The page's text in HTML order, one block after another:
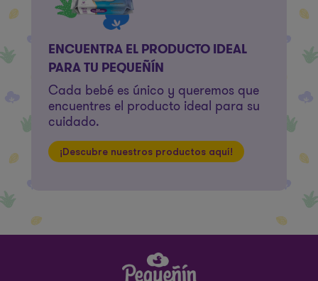
ENCUENTRA EL PRODUCTO IDEAL
PARA TU PEQUEÑÍN
Cada bebé es único y queremos que
encuentres el producto ideal para su
cuidado.
¡Descubre nuestros productos aquí!